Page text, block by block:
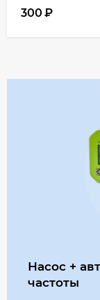
300 ₽
Насос +
частоты